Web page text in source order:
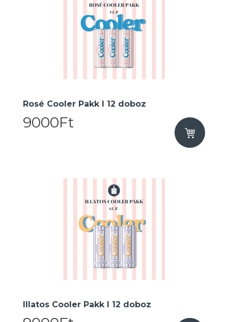
Rosé Cooler Pakk I 12 doboz
9000Ft
Illatos Cooler Pakk I 12 doboz